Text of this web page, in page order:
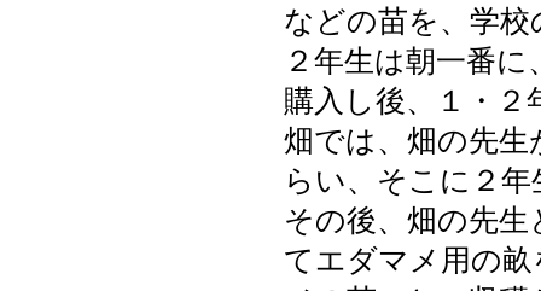
などの苗を、学
２年生は朝一番
購入し後、１・２
畑では、畑の先
らい、そこに２
その後、畑の先
てエダマメ用の